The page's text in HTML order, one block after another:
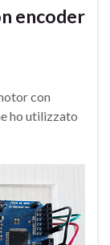
encoder
con
ho utilizzato